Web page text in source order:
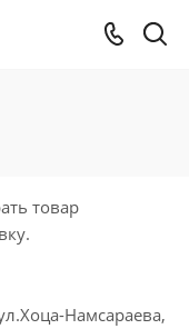
товар
Намсараева,